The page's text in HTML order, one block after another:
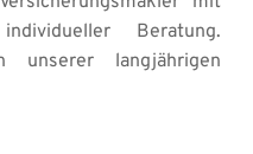
Beratung.
langjährigen